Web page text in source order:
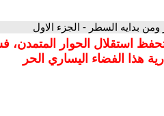
ومن بدايه السطر - الجزء الاول
تحفظ استقلال الحوار
هذا الفضاء اليساري الحر